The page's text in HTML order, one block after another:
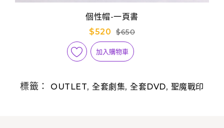
個性帽-一頁書
$520
$650
加入購物車
標籤： OUTLET,全套劇集,全套DVD, 聖魔戰印